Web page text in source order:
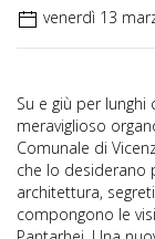
venerdì 13
Su e giù per
meraviglioso
Comunale di
che lo desiderano
architettura,
compongono le